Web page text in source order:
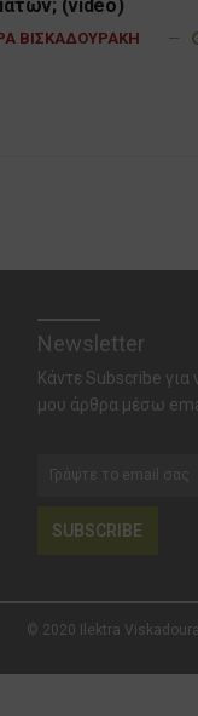
(video)
ΒΙΣΚΑΔΟΥΡΑΚΗ
Newsletter
Κάντε Subscribe για
μου άρθρα μέσω
SUBSCRIBE
© 2020 Ilektra